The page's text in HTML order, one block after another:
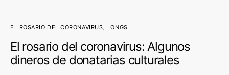
EL ROSARIO DEL CORONAVIRUS ONGS
El rosario del coronavirus: Algunos
dineros de donatarias culturales